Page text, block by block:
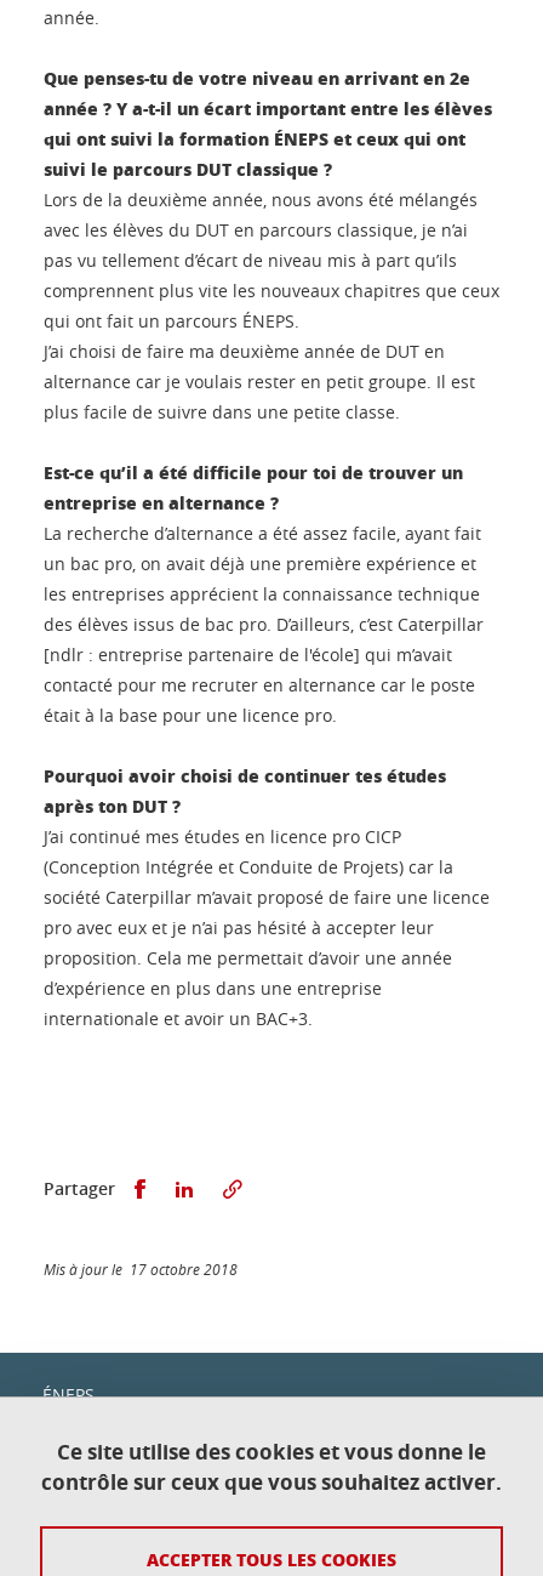
année.
Que penses-tu de votre niveau en arrivant en 2e
année ? Y a-t-il un écart important entre les élèves
qui ont suivi la formation ÉNEPS et ceux qui ont
suivi le parcours DUT classique ?
Lors de la deuxième année, nous avons été mélangés
avec les élèves du DUT en parcours classique, je n’ai
pas vu tellement d’écart de niveau mis à part qu’ils
comprennent plus vite les nouveaux chapitres que ceux
qui ont fait un parcours ÉNEPS.
J’ai choisi de faire ma deuxième année de DUT en
alternance car je voulais rester en petit groupe. Il est
plus facile de suivre dans une petite classe.
Est-ce qu’il a été difficile pour toi de trouver un
entreprise en alternance ?
La recherche d’alternance a été assez facile, ayant fait
un bac pro, on avait déjà une première expérience et
les entreprises apprécient la connaissance technique
des élèves issus de bac pro. D’ailleurs, c’est Caterpillar
[ndlr : entreprise partenaire de l'école] qui m’avait
contacté pour me recruter en alternance car le poste
était à la base pour une licence pro.
Pourquoi avoir choisi de continuer tes études
après ton DUT ?
J’ai continué mes études en licence pro CICP
(Conception Intégrée et Conduite de Projets) car la
société Caterpillar m’avait proposé de faire une licence
pro avec eux et je n’ai pas hésité à accepter leur
proposition. Cela me permettait d’avoir une année
d’expérience en plus dans une entreprise
internationale et avoir un BAC+3.
Partager Partager sur Facebook
Partager sur LinkedIn
Mis à jour le 17 octobre 2018
ÉNEPS
Domaine universitaire
151, rue de la Papeterie
38400 Saint-Martin-d'Hères—Gières
Ce site utilise des cookies et vous donne le
contrôle sur ceux que vous souhaitez activer.
ACCEPTER TOUS LES COOKIES